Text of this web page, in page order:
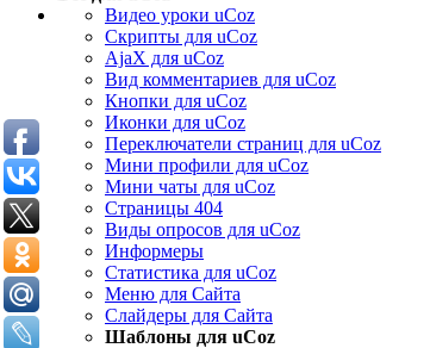
Видео уроки uCoz
Скрипты для uCoz
AjaX для uCoz
Вид комментариев для uCoz
Кнопки для uCoz
Иконки для uCoz
Переключатели страниц для uCoz
Мини профили для uCoz
Мини чаты для uCoz
Страницы 404
Виды опросов для uCoz
Информеры
Статистика для uCoz
Меню для Сайта
Слайдеры для Сайта
Шаблоны для uCoz